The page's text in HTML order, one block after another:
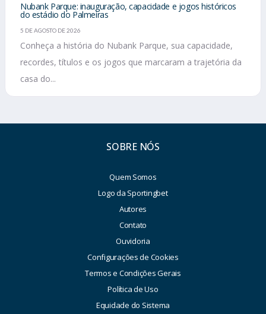
Nubank Parque: inauguração, capacidade e jogos históricos
do estádio do Palmeiras
5 DE AGOSTO DE 2026
Conheça a história do Nubank Parque, sua capacidade,
recordes, títulos e os jogos que marcaram a trajetória da
casa do...
SOBRE NÓS
Quem Somos
Logo da Sportingbet
Autores
Contato
Ouvidoria
Configurações de Cookies
Termos e Condições Gerais
Política de Uso
Equidade do Sistema